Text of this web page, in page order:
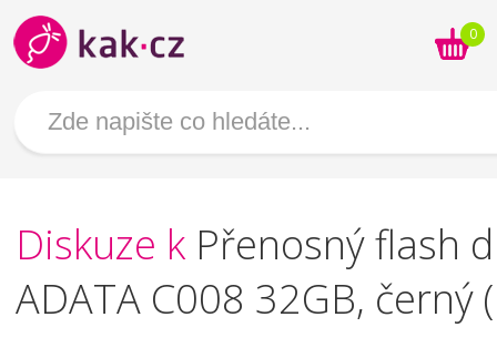
0
Diskuze k Přenosný flash
ADATA C008 32GB, černý